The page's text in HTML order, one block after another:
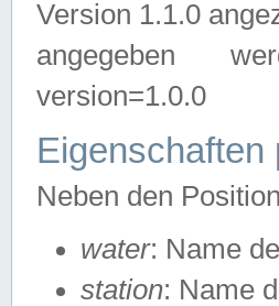
Version 1.1.0
angegeben
version=1.0.0
Eigenschaften
Neben den
water: Name
station: Name